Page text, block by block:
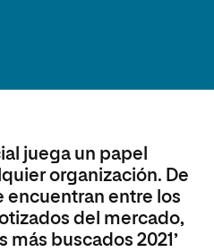
juega un papel
organización. De
encuentran entre los
del mercado,
más buscados 2021’